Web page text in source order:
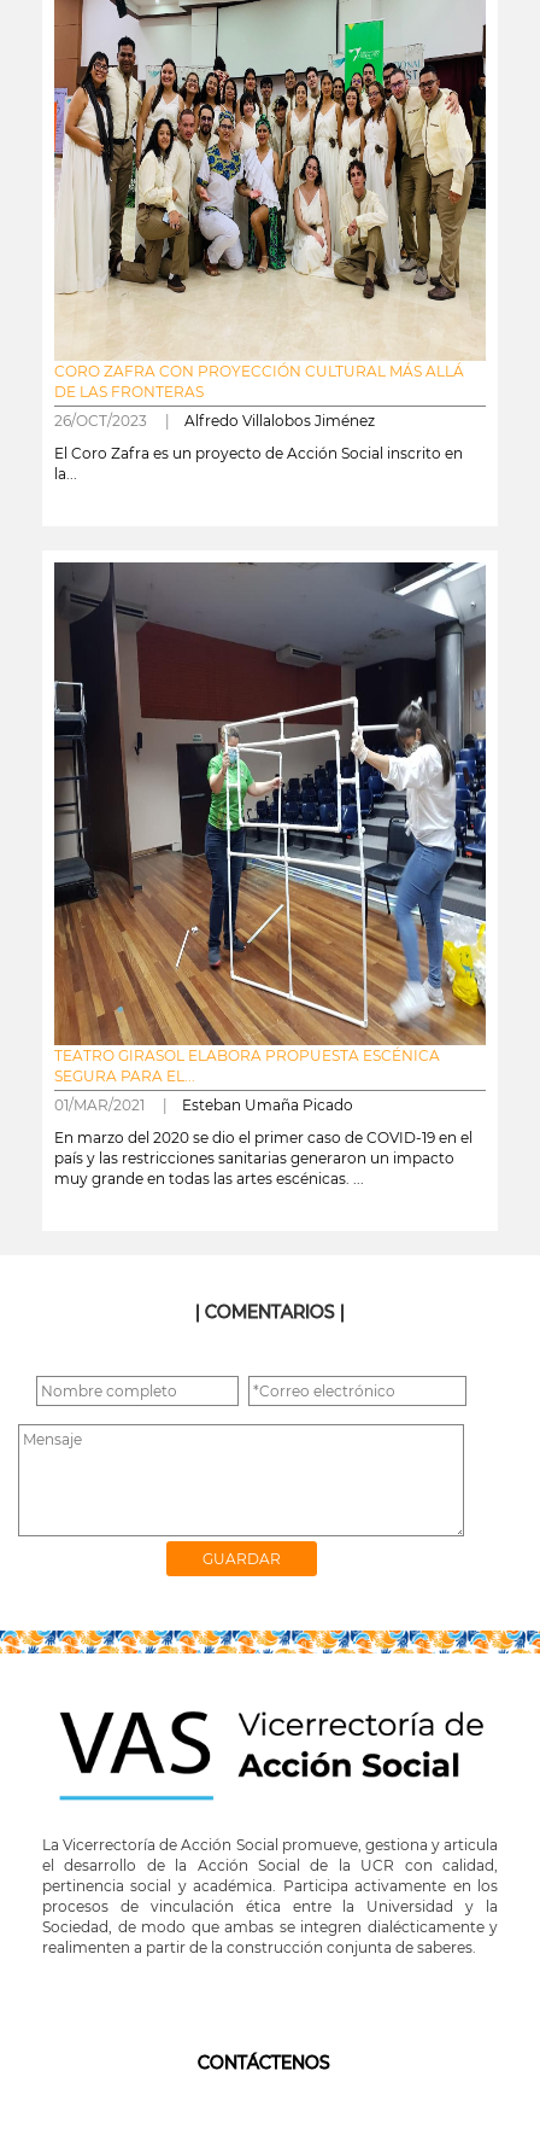
CORO ZAFRA CON PROYECCIÓN CULTURAL MÁS ALLÁ
DE LAS FRONTERAS
26/OCT/2023 | Alfredo Villalobos Jiménez
El Coro Zafra es un proyecto de Acción Social inscrito en
la...
TEATRO GIRASOL ELABORA PROPUESTA ESCÉNICA
SEGURA PARA EL...
01/MAR/2021 | Esteban Umaña Picado
En marzo del 2020 se dio el primer caso de COVID-19 en el
país y las restricciones sanitarias generaron un impacto
muy grande en todas las artes escénicas. ...
| COMENTARIOS |
La Vicerrectoría de Acción Social promueve, gestiona y articula
el desarrollo de la Acción Social de la UCR con calidad,
pertinencia social y académica. Participa activamente en los
procesos de vinculación ética entre la Universidad y la
Sociedad, de modo que ambas se integren dialécticamente y
realimenten a partir de la construcción conjunta de saberes.
CONTÁCTENOS